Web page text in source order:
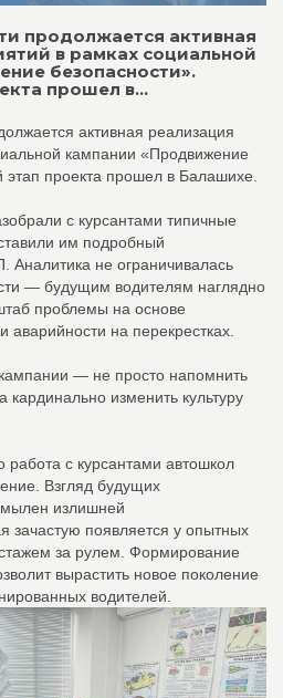
продолжается активная
в рамках социальной
безопасности».
прошел в...
активная реализация
кампании «Продвижение
проекта прошел в Балашихе.
с курсантами типичные
им подробный
Аналитика не ограничивалась
— будущим водителям наглядно
проблемы на основе
аварийности на перекрестках.
— не просто напомнить
изменить культуру
работа с курсантами автошкол
Взгляд будущих
излишней
зачастую появляется у опытных
за рулем. Формирование
вырастить новое поколение
водителей.